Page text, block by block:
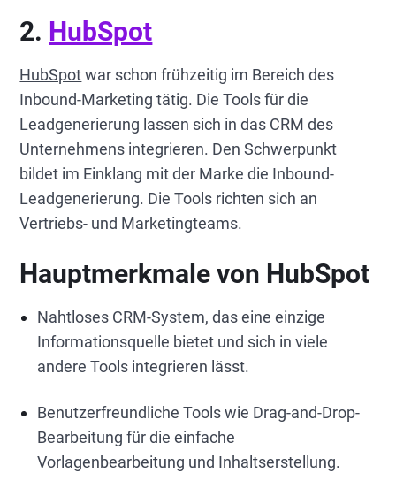
2. HubSpot
HubSpotwar schon frühzeitig im Bereich des
Inbound-Marketing tätig. Die Tools für die
Leadgenerierung lassen sich in das CRM des
Unternehmens integrieren. Den Schwerpunkt
bildet im Einklang mit der Marke die Inbound-
Leadgenerierung. Die Tools richten sich an
Vertriebs- und Marketingteams.
Hauptmerkmale von HubSpot
Nahtloses CRM-System, das eine einzige
Informationsquelle bietet und sich in viele
andere Tools integrieren lässt.
Benutzerfreundliche Tools wie Drag-and-Drop-
Bearbeitung für die einfache
Vorlagenbearbeitung und Inhaltserstellung.